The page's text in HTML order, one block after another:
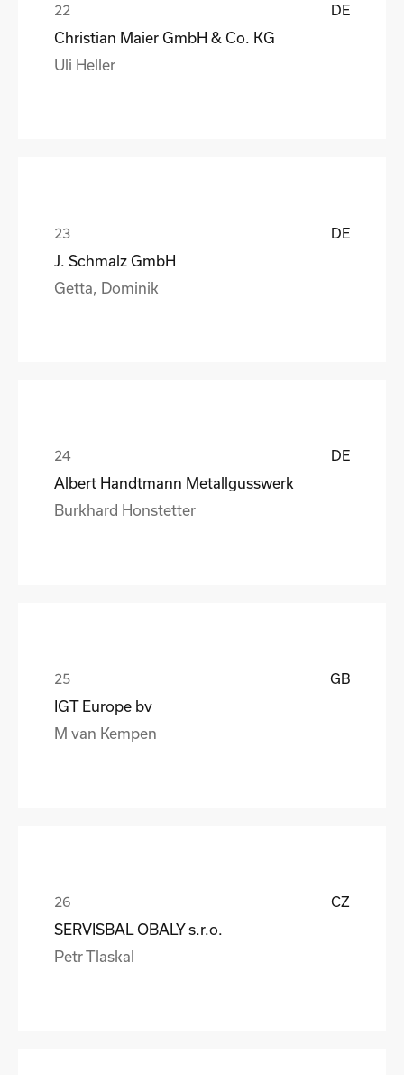
DE
Christian Maier GmbH & Co. KG
Uli Heller
DE
J. Schmalz GmbH
Getta, Dominik
DE
Albert Handtmann Metallgusswerk
Burkhard Honstetter
GB
IGT Europe bv
M van Kempen
CZ
SERVISBAL OBALY s.r.o.
Petr Tlaskal